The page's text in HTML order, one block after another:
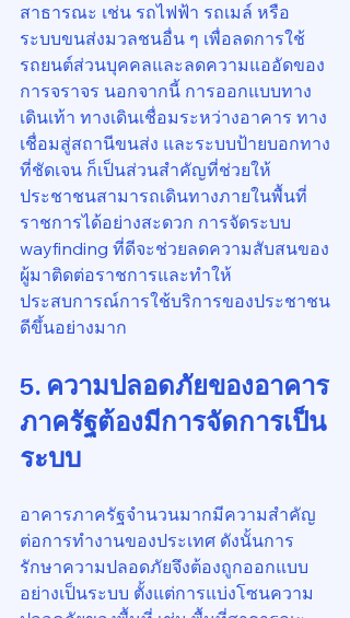
สาธารณะ เช่น รถไฟฟ้า รถเมล์ หรือ
ระบบขนส่งมวลชนอื่น ๆ เพื่อลดการใช้
รถยนต์ส่วนบุคคลและลดความแออัดของ
การจราจร นอกจากนี้ การออกแบบทาง
เดินเท้า ทางเดินเชื่อมระหว่างอาคาร ทาง
เชื่อมสู่สถานีขนส่ง และระบบป้ายบอกทาง
ที่ชัดเจน ก็เป็นส่วนสำคัญที่ช่วยให้
ประชาชนสามารถเดินทางภายในพื้นที่
ราชการได้อย่างสะดวก การจัดระบบ
wayfinding ที่ดีจะช่วยลดความสับสนของ
ผู้มาติดต่อราชการและทำให้
ประสบการณ์การใช้บริการของประชาชน
ดีขึ้นอย่างมาก
5. ความปลอดภัยของอาคาร
ภาครัฐต้องมีการจัดการเป็น
ระบบ
อาคารภาครัฐจำนวนมากมีความสำคัญ
ต่อการทำงานของประเทศ ดังนั้นการ
รักษาความปลอดภัยจึงต้องถูกออกแบบ
อย่างเป็นระบบ ตั้งแต่การแบ่งโซนความ